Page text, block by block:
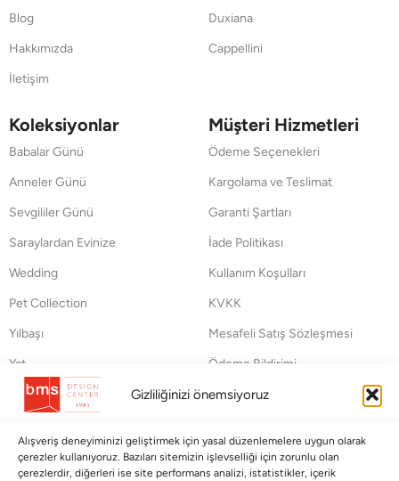
Gizliliğinizi önemsiyoruz
Alışveriş deneyiminizi geliştirmek için yasal düzenlemelere uygun olarak
çerezler kullanıyoruz. Bazıları sitemizin işlevselliği için zorunlu olan
çerezlerdir, diğerleri ise site performans analizi, istatistikler, içerik
Blog
Hakkımızda
İletişim
Duxiana
Cappellini
Koleksiyonlar
Babalar Günü
Anneler Günü
Sevgililer Günü
Saraylardan Evinize
Wedding
Pet Collection
Yılbaşı
Yat
Müşteri Hizmetleri
Ödeme Seçenekleri
Kargolama ve Teslimat
Garanti Şartları
İade Politikası
Kullanım Koşulları
KVKK
Mesafeli Satış Sözleşmesi
Ödeme Bildirimi
Hata Bildirim Formu
BÜLTENİMİZE ABONE OLUN
Kayıt olun ve fırsatlardan ilk siz yararlanın!